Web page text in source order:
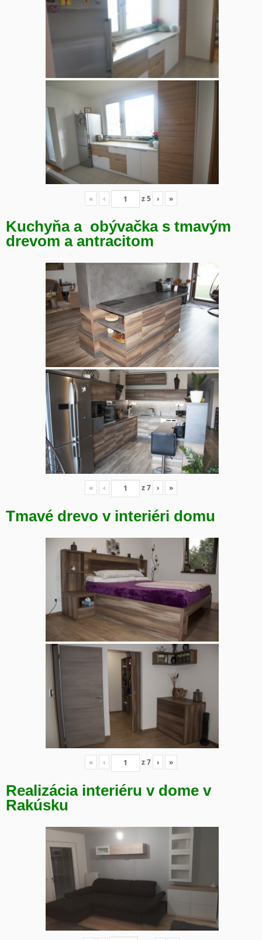
« ‹ z5 › »
Kuchyňa a obývačka s tmavým
drevom a antracitom
« ‹ z7 › »
Tmavé drevo v interiéri domu
« ‹ z7 › »
Realizácia interiéru v dome v
Rakúsku